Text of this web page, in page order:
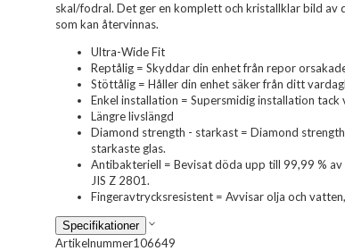
skal/fodral. Det ger en komplett och kristallklar bild av
som kan återvinnas.
Ultra-Wide Fit
Reptålig = Skyddar din enhet från repor
Stöttålig = Håller din enhet säker från ditt
Enkel installation = Supersmidig installation tack
Längre livslängd
Diamond strength - starkast = Diamond
starkaste glas.
Antibakteriell = Bevisat döda upp till 99,99 %
JIS Z 2801.
Fingeravtrycksresistent = Avvisar olja och
Specifikationer
Artikelnummer106649